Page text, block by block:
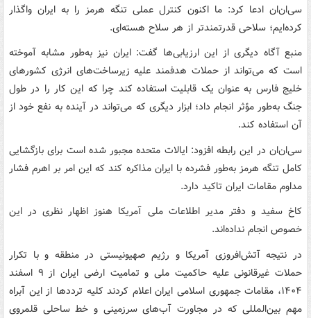
سی‌ان‌ان ادعا کرد: ما اکنون کنترل عملی تنگه هرمز را به ایران واگذار
کرده‌ایم؛ سلاحی قدرتمندتر از هر سلاح هسته‌ای.
منبع آگاه دیگری از این ارزیابی‌ها گفت: ایران نیز به‌طور مشابه آموخته
است که می‌تواند از حملات هدفمند علیه زیرساخت‌های انرژی کشورهای
خلیج فارس به عنوان یک قابلیت استفاده کند چرا که این کار را در طول
جنگ به‌طور مؤثر انجام داد؛ ابزار دیگری که می‌تواند در آینده به نفع خود از
آن استفاده کند.
سی‌ان‌ان در این رابطه افزود: ایالات متحده مجبور شده است برای بازگشایی
کامل تنگه هرمز به‌طور فشرده با ایران مذاکره کند که این امر بر اهرم فشار
مداوم مقامات ایران تاکید دارد.
کاخ سفید و دفتر مدیر اطلاعات ملی آمریکا هنوز اظهار نظری در این
خصوص انجام نداده‌اند.
در نتیجه آتش‌افروزی آمریکا و رژیم صهیونیستی در منطقه و با تکرار
حملات غیرقانونی علیه حاکمیت ملی و تمامیت ارضی ایران از ۹ اسفند
۱۴۰۴، مقامات جمهوری اسلامی ایران اعلام کردند کلیه ترددها از این آبراه
مهم بین‌المللی که در مجاورت آب‌های سرزمینی و خط ساحلی قلمروی